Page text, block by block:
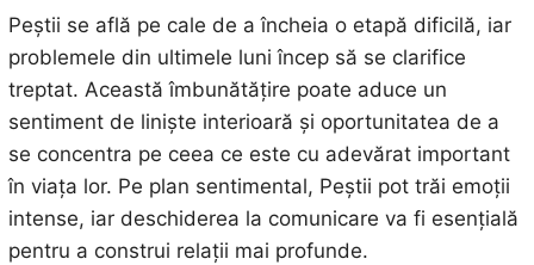
Peștii se află pe cale de a încheia o etapă dificilă, iar
problemele din ultimele luni încep să se clarifice
treptat. Această îmbunătățire poate aduce un
sentiment de liniște interioară și oportunitatea de a
se concentra pe ceea ce este cu adevărat important
în viața lor. Pe plan sentimental, Peștii pot trăi emoții
intense, iar deschiderea la comunicare va fi esențială
pentru a construi relații mai profunde.